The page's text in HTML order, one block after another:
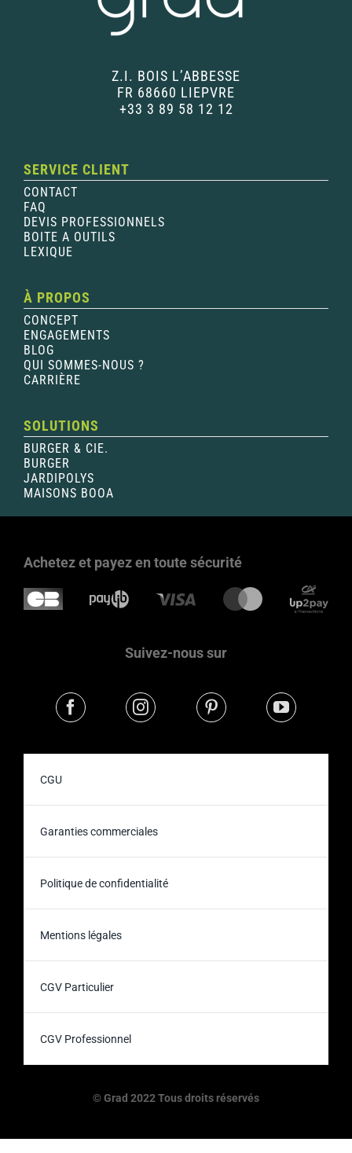
Z.I. BOIS L’ABBESSE
FR 68660 LIEPVRE
+33 3 89 58 12 12
SERVICE CLIENT
CONTACT
FAQ
DEVIS PROFESSIONNELS
BOITE A OUTILS
LEXIQUE
À PROPOS
CONCEPT
ENGAGEMENTS
BLOG
QUI SOMMES-NOUS ?
CARRIÈRE
SOLUTIONS
BURGER & CIE.
BURGER
JARDIPOLYS
MAISONS BOOA
Achetez et payez en toute sécurité
Suivez-nous sur
CGU
Garanties commerciales
Politique de confidentialité
Mentions légales
CGV Particulier
CGV Professionnel
© Grad 2022 Tous droits réservés